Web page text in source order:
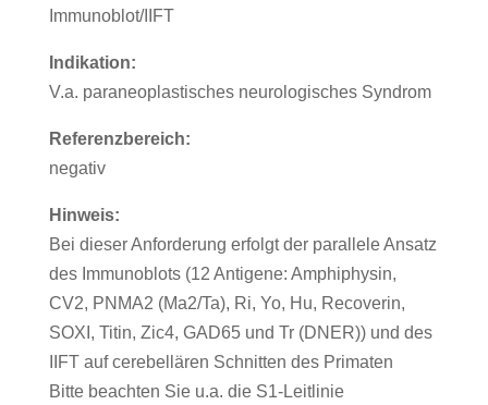
Immunoblot/IIFT
Indikation:
V.a. paraneoplastisches neurologisches Syndrom
Referenzbereich:
negativ
Hinweis:
Bei dieser Anforderung erfolgt der parallele Ansatz
des Immunoblots (12 Antigene: Amphiphysin,
CV2, PNMA2 (Ma2/Ta), Ri, Yo, Hu, Recoverin,
SOXI, Titin, Zic4, GAD65 und Tr (DNER)) und des
IIFT auf cerebellären Schnitten des Primaten
Bitte beachten Sie u.a. die S1-Leitlinie